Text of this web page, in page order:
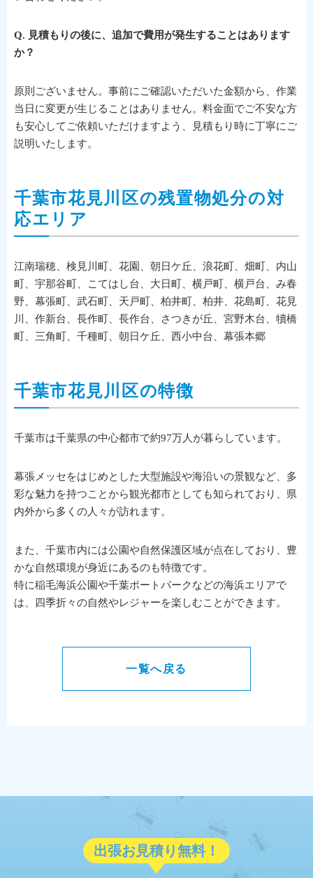
Q. 見積もりの後に、追加で費用が発生することはあります
か？
原則ございません。事前にご確認いただいた金額から、作業
当日に変更が生じることはありません。料金面でご不安な方
も安心してご依頼いただけますよう、見積もり時に丁寧にご
説明いたします。
千葉市花見川区の残置物処分の対
応エリア
江南瑞穂、検見川町、花園、朝日ケ丘、浪花町、畑町、内山
町、宇那谷町、こてはし台、大日町、横戸町、横戸台、み春
野、幕張町、武石町、天戸町、柏井町、柏井、花島町、花見
川、作新台、長作町、長作台、さつきが丘、宮野木台、犢橋
町、三角町、千種町、朝日ケ丘、西小中台、幕張本郷
千葉市花見川区の特徴
千葉市は千葉県の中心都市で約97万人が暮らしています。
幕張メッセをはじめとした大型施設や海沿いの景観など、多
彩な魅力を持つことから観光都市としても知られており、県
内外から多くの人々が訪れます。
また、千葉市内には公園や自然保護区域が点在しており、豊
かな自然環境が身近にあるのも特徴です。
特に稲毛海浜公園や千葉ポートパークなどの海浜エリアで
は、四季折々の自然やレジャーを楽しむことができます。
一覧へ戻る
出張お見積り無料！